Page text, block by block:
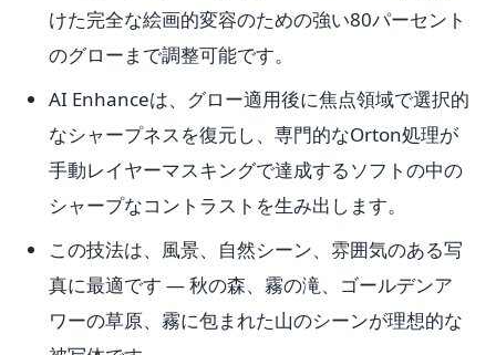
けた完全な絵画的変容のための強い80パーセント
のグローまで調整可能です。
AI Enhanceは、グロー適用後に焦点領域で選択的
なシャープネスを復元し、専門的なOrton処理が
手動レイヤーマスキングで達成するソフトの中の
シャープなコントラストを生み出します。
この技法は、風景、自然シーン、雰囲気のある写
真に最適です — 秋の森、霧の滝、ゴールデンア
ワーの草原、霧に包まれた山のシーンが理想的な